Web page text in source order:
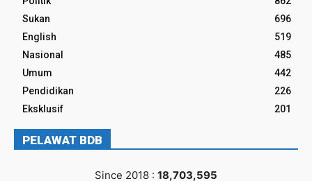
Sukan
696
English
519
Nasional
485
Umum
442
Pendidikan
226
Eksklusif
201
PELAWAT BDB
Since 2018 : 18,703,595